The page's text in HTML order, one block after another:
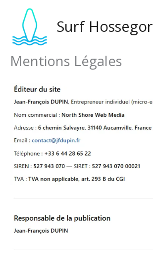
contenu
Surf Hossegor
Mentions Légales